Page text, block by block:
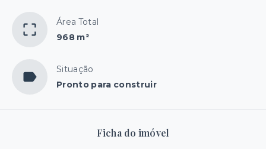
Área Total
968 m²
Situação
Pronto para construir
Ficha do imóvel